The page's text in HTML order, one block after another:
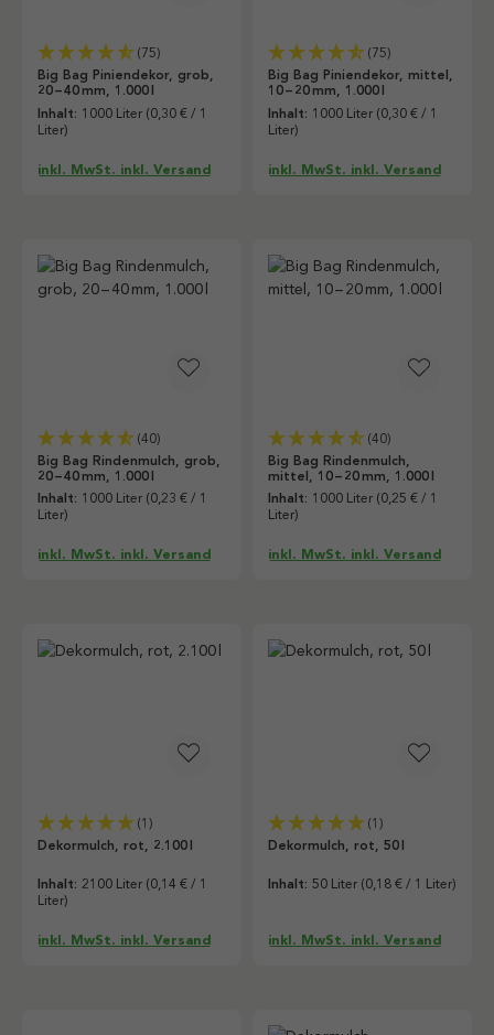
(75)
Big Bag Piniendekor, grob,
20 – 40 mm, 1.000 l
Inhalt: 1000 Liter (0,30 € / 1
Liter)
inkl. MwSt. inkl. Versand
(75)
Big Bag Piniendekor, mittel,
10 – 20 mm, 1.000 l
Inhalt: 1000 Liter (0,30 € / 1
Liter)
inkl. MwSt. inkl. Versand
(40)
Big Bag Rindenmulch, grob,
20 – 40 mm, 1.000 l
Inhalt: 1000 Liter (0,23 € / 1
Liter)
inkl. MwSt. inkl. Versand
(40)
Big Bag Rindenmulch,
mittel, 10 – 20 mm, 1.000 l
Inhalt: 1000 Liter (0,25 € / 1
Liter)
inkl. MwSt. inkl. Versand
(1)
Dekormulch, rot, 2.100 l
Inhalt: 2100 Liter (0,14 € / 1
Liter)
inkl. MwSt. inkl. Versand
(1)
Dekormulch, rot, 50 l
Inhalt: 50 Liter (0,18 € / 1 Liter)
inkl. MwSt. inkl. Versand